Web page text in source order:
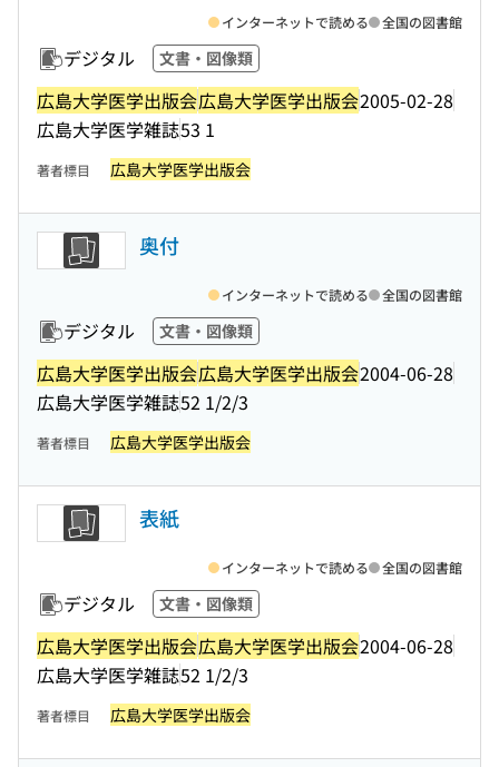
デジタル 文書・図像類
広島大学医学出版会広島大学医学出版会2005-02-28
広島大学医学雑誌53 1
インターネットで読める 全国の図書館
著者標目 広島大学医学出版会
奥付
デジタル 文書・図像類
広島大学医学出版会広島大学医学出版会2004-06-28
広島大学医学雑誌52 1/2/3
インターネットで読める 全国の図書館
著者標目 広島大学医学出版会
表紙
デジタル 文書・図像類
広島大学医学出版会広島大学医学出版会2004-06-28
広島大学医学雑誌52 1/2/3
インターネットで読める 全国の図書館
著者標目 広島大学医学出版会